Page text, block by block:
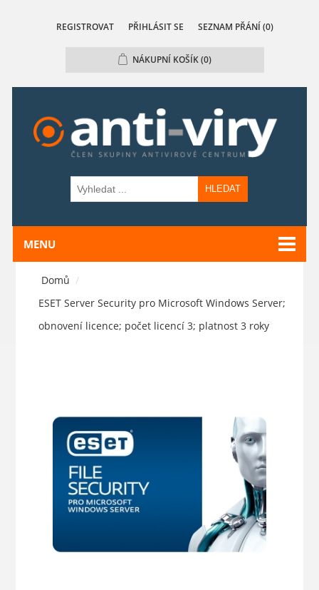
REGISTROVAT PŘIHLÁSIT SE SEZNAM PŘÁNÍ (0)
NÁKUPNÍ KOŠÍK(0)
HLEDAT
MENU
Domů /
ESET Server Security pro Microsoft Windows Server;
obnovení licence; počet licencí 3; platnost 3 roky